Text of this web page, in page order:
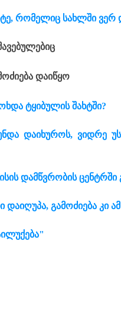
რომელიც სახლში ვერ
დაიწყო
ტყიბულის შახტში?
დაიხუროს, ვიდრე
დამწვრობის ცენტრში
დაიღუპა, გამოძიება კი